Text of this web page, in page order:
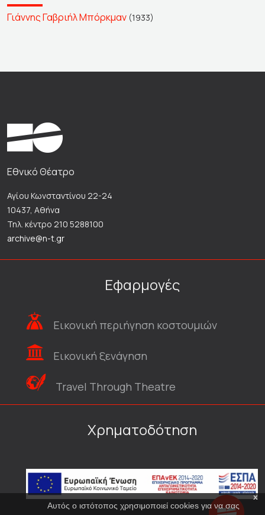
Γιάννης Γαβριήλ Μπόρκμαν (1933)
x
Αυτός ο ιστότοπος χρησιμοποιεί cookies για να σας
Εθνικό Θέατρο
Αγίου Κωνσταντίνου 22-24
10437, Αθήνα
Τηλ. κέντρο 210 5288100
archive@n-t.gr
Εφαρμογές
Εικονική περιήγηση κοστουμιών
Εικονική ξενάγηση
Travel Through Theatre
Χρηματοδότηση